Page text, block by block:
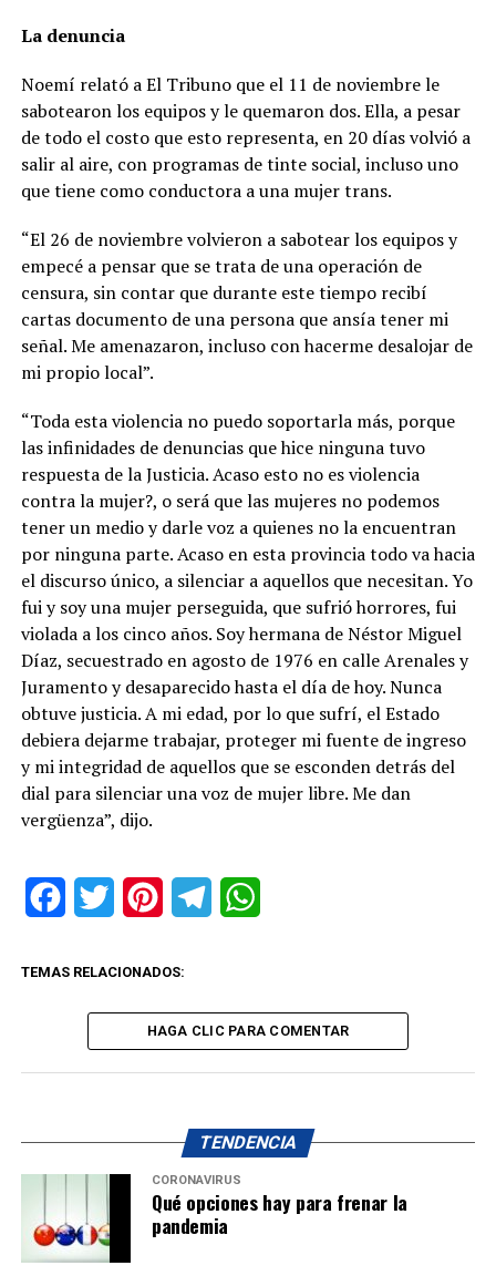
La denuncia
Noemí relató a El Tribuno que el 11 de noviembre le
sabotearon los equipos y le quemaron dos. Ella, a pesar
de todo el costo que esto representa, en 20 días volvió a
salir al aire, con programas de tinte social, incluso uno
que tiene como conductora a una mujer trans.
“El 26 de noviembre volvieron a sabotear los equipos y
empecé a pensar que se trata de una operación de
censura, sin contar que durante este tiempo recibí
cartas documento de una persona que ansía tener mi
señal. Me amenazaron, incluso con hacerme desalojar de
mi propio local”.
“Toda esta violencia no puedo soportarla más, porque
las infinidades de denuncias que hice ninguna tuvo
respuesta de la Justicia. ­Acaso esto no es violencia
contra la mujer?, o será que las mujeres no podemos
tener un medio y darle voz a quienes no la encuentran
por ninguna parte. Acaso en esta provincia todo va hacia
el discurso único, a silenciar a aquellos que necesitan. Yo
fui y soy una mujer perseguida, que sufrió horrores, fui
violada a los cinco años. Soy hermana de Néstor Miguel
Díaz, secuestrado en agosto de 1976 en calle Arenales y
Juramento y desaparecido hasta el día de hoy. Nunca
obtuve justicia. A mi edad, por lo que sufrí, el Estado
debiera dejarme trabajar, proteger mi fuente de ingreso
y mi integridad de aquellos que se esconden detrás del
dial para silenciar una voz de mujer libre. Me dan
vergüenza”, dijo.
FacebookTwitter PinterestTelegram
TEMAS RELACIONADOS:
HAGA CLIC PARA COMENTAR
TENDENCIA
CORONAVIRUS
Qué opciones hay para frenar la
pandemia